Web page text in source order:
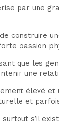
par une
construire
passion
que les
une
élevé
et
s’il